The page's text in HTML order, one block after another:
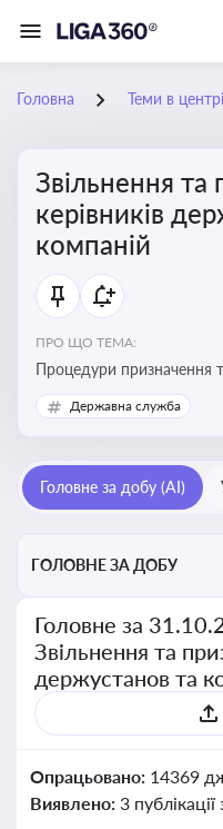
Головна Теми в
Звільнення та
керівників
компаній
ПРО ЩО ТЕМА:
Процедури призначення
установ та підприємств
Державна служба
Головне за добу (AI)
ГОЛОВНЕ ЗА ДОБУ
Головне за
Звільнення та
держустанов та
Опрацьовано: 14369
Виявлено: 3